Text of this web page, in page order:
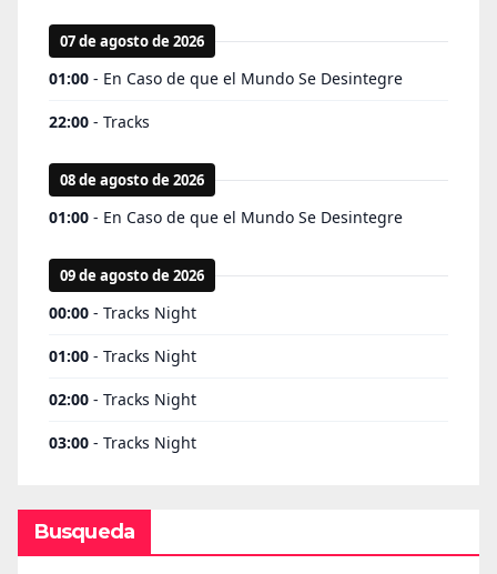
Busqueda